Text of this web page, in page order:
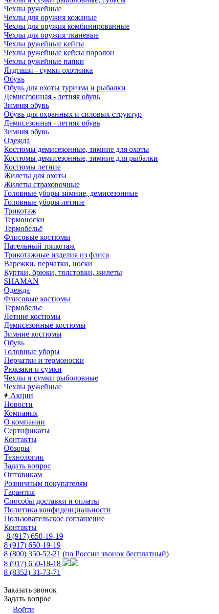
Чехлы ружейные
Чехлы для оружия кожаные
Чехлы для оружия комбинированные
Чехлы для оружия тканевые
Чехлы ружейные кейсы
Чехлы ружейные кейсы поролон
Чехлы ружейные папки
Ягдташи - сумки охотника
Обувь
Обувь для охоты туризма и рыбалки
Демисезонная - летняя обувь
Зимняя обувь
Обувь для охранных и силовых структур
Демисезонная - летняя обувь
Зимняя обувь
Одежда
Костюмы демисезонные, зимние для охоты
Костюмы демисезонные, зимние для рыбалки
Костюмы летние
Жилеты для охоты
Жилеты страховочные
Головные уборы зимние, демисезонные
Головные уборы летние
Трикотаж
Термоноски
Термобельё
Флисовые костюмы
Нательный трикотаж
Трикотажные изделия из флиса
Варежки, перчатки, носки
Куртки, брюки, толстовки, жилеты
SHAMAN
Одежда
Флисовые костюмы
Термобелье
Летние костюмы
Демисезонные костюмы
Зимние костюмы
Обувь
Головные уборы
Перчатки и термоноски
Рюкзаки и сумки
Чехлы и сумки рыболовные
Чехлы ружейные
Акции
Новости
Компания
О компании
Сертификаты
Контакты
Обзоры
Технологии
Задать вопрос
Оптовикам
Розничным покупателям
Гарантия
Способы доставки и оплаты
Политика конфиденциальности
Пользовательское соглашение
Контакты
8 (917) 650-19-19
8 (917) 650-19-19
8 (800) 350-52-21 (по России звонок бесплатный)
8 (917) 650-18-18
8 (8352) 31-73-71
Заказать звонок
Задать вопрос
Войти